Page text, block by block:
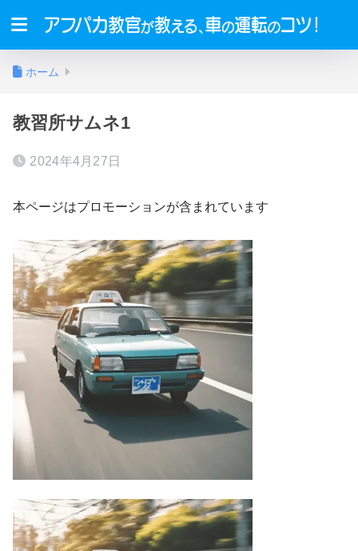
ホーム
教習所サムネ1
2024年4月27日
本ページはプロモーションが含まれています